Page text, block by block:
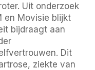
Uit onderzoek
en Movisie blijkt
bijdraagt aan
Dit
ziekte van